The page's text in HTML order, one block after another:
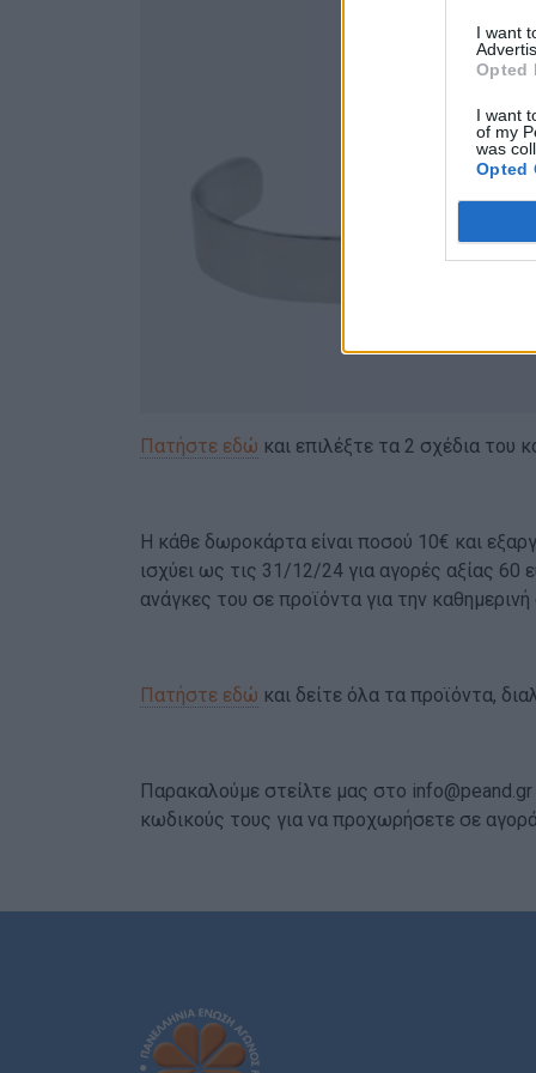
I want
Opted
I want
of my
was
Opted
Πατήστε εδώ και επιλέξτε τα 2 σχέδια του
Η κάθε δωροκάρτα είναι ποσού 10€ και
ισχύει ως τις 31/12/24 για αγορές αξίας
ανάγκες του σε προϊόντα για την καθημερινή
Πατήστε εδώ και δείτε όλα τα προϊόντα,
Παρακαλούμε στείλτε μας στο info@peand.gr
κωδικούς τους για να προχωρήσετε σε